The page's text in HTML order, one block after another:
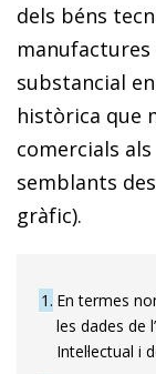
dels béns
manufactures
substancial
històrica que
comercials
semblants
gràfic).
1 En termes
les dades de
Intel·lectual i